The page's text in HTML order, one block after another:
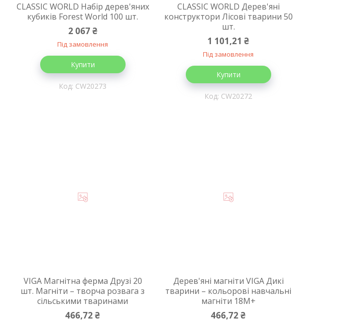
CLASSIC WORLD Набір дерев'яних
кубиків Forest World 100 шт.
2 067 ₴
Під замовлення
Купити
CW20273
CLASSIC WORLD Дерев'яні
конструктори Лісові тварини 50
шт.
1 101,21 ₴
Під замовлення
Купити
CW20272
VIGA Магнітна ферма Друзі 20
шт. Магніти – творча розвага з
сільськими тваринами
466,72 ₴
Дерев'яні магніти VIGA Дикі
тварини – кольорові навчальні
магніти 18M+
466,72 ₴